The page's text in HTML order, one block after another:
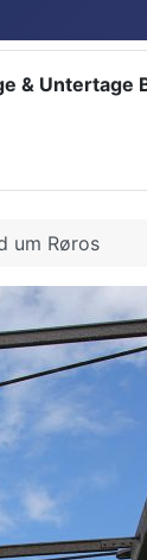
& Untertage
um Røros